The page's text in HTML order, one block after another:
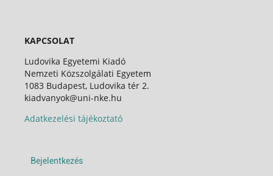
KAPCSOLAT
Ludovika Egyetemi Kiadó
Nemzeti Közszolgálati Egyetem
1083 Budapest, Ludovika tér 2.
kiadvanyok@uni-nke.hu
Adatkezelési tájékoztató
Bejelentkezés